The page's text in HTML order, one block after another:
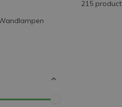
215